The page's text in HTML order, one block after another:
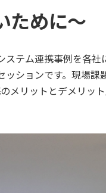
ために～
テム連携事例を各社
ションです。現場課
メリットとデメリッ